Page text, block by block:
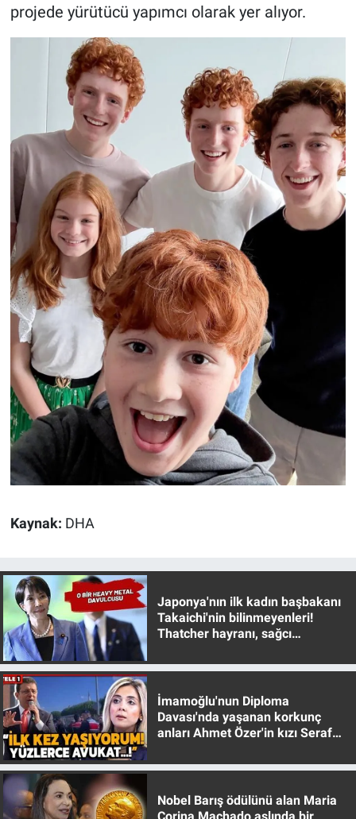
projede yürütücü yapımcı olarak yer alıyor.
Kaynak: DHA
Japonya'nın ilk kadın başbakanı
Takaichi'nin bilinmeyenleri!
Thatcher hayranı, sağcı
İmamoğlu'nun Diploma
Davası'nda yaşanan korkunç
anları Ahmet Özer'in kızı Seraf
Nobel Barış ödülünü alan Maria
Türkiye'nin Gündemi
Yerel Gündem
Yerel Yaşam
Canlı Yayın